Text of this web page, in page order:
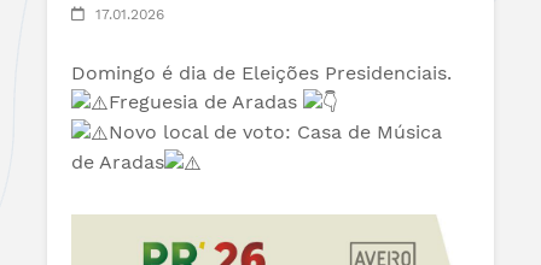
17.01.2026
Domingo é dia de Eleições Presidenciais.
Freguesia de Aradas
Novo local de voto: Casa de Música
de Aradas